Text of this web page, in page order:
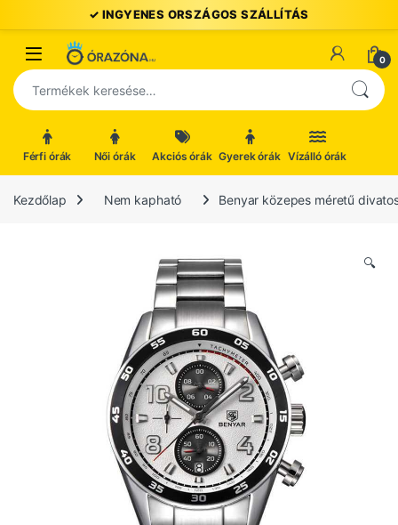
Ugrás a navigációhoz
Ugrás a tartalomhoz
Open 0
Keresés a következőre:
Férfi órák Női órák Akciós órák Gyerek órák Vízálló órák
Kezdőlap Nem kapható Benyar közepes méretű
🔍